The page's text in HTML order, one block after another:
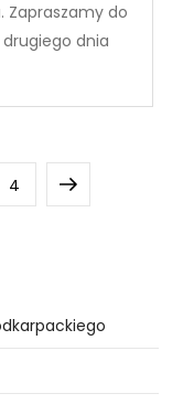
Zapraszamy do
dnia
Page
4
Next